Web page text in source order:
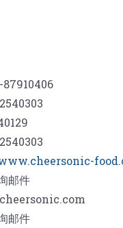
87910406
邮件
邮件